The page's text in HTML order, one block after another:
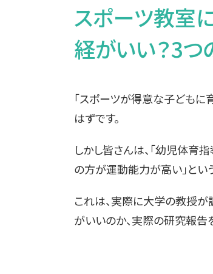
スポーツ教室
経がいい？3
「スポーツが得意な子どもに
はずです。
しかし皆さんは、「幼児体育
の方が運動能力が高い」とい
これは、実際に大学の教授が
がいいのか、実際の研究報告